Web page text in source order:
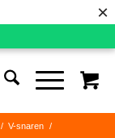
×
/ V-snaren
/